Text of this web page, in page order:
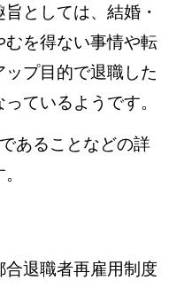
としては、結婚・
を得ない事情や転
プ目的で退職した
ているようです。
あることなどの詳
合退職者再雇用制度